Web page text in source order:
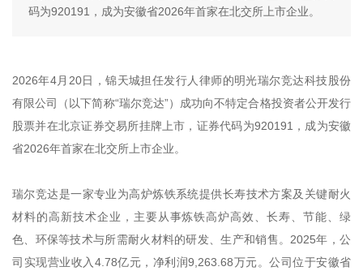
码为920191，成为安徽省2026年首家在北交所上市企业。
2026年4月20日，锦天城担任发行人律师的明光瑞尔竞达科技股份
有限公司（以下简称“瑞尔竞达”）成功向不特定合格投资者公开发行
股票并在北京证券交易所挂牌上市，证券代码为920191，成为安徽
省2026年首家在北交所上市企业。
瑞尔竞达是一家专业为高炉炼铁系统提供长寿技术方案及关键耐火
材料的高新技术企业，主要从事炼铁高炉高效、长寿、节能、绿
色、环保等技术与所需耐火材料的研发、生产和销售。2025年，公
司实现营业收入4.78亿元，净利润9,263.68万元。公司位于安徽省